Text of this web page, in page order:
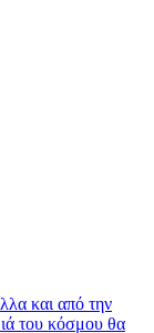
και από την
του κόσμου θα